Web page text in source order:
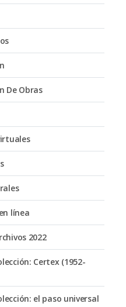
De Obras
línea
2022
Certex (1952-
el paso universal